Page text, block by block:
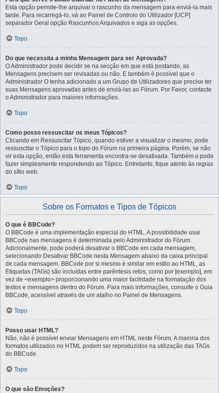
Esta opção permite-lhe arquivar o rascunho da mensagem para enviá-la mais
tarde. Para recarregá-lo, vá ao Painel de Controlo do Utilizador [UCP]
separador Geral opção Rascunhos Arquivados e siga as opções.
Topo
Do que necessita a minha Mensagem para ser Aprovada?
O Administrador pode decidir se na secção em que está postando, as
Mensagens precisem ser revisadas ou não. E também é possível que o
Administrador O tenha adicionado a um Grupo de Utilizadores que precise ter
suas Mensagens aprovadas antes de enviá-las ao Fórum. Por Favor, contacte
o Administrador para maiores informações.
Topo
Como posso ressuscitar os meus Tópicos?
Clicando em Ressuscitar Tópico, quando estiver a visualizar o mesmo, pode
ressuscitar o Tópico para o topo do Fórum na primeira página. Porém, se não
vir esta opção, então esta ferramenta encontra-se desativada. Também o pode
fazer simplesmente respondendo ao Tópico. Entretanto, fique atento às regras
do sítio web.
Topo
Sobre os Formatos e Tipos de Tópicos
O que é BBCode?
O BBCode é uma implementação especial do HTML. A possibilidade usar
BBCode nas mensagens é determinada pelo Administrador do Fórum.
Adicionalmente, pode poderá desativar o BBCode em cada mensagem,
selecionando Desativar BBCode nesta Mensagem abaixo da caixa principal
de cada mensagem. BBCode por si mesmo é similar em estilo ao HTML, as
Etiquetas (TAGs) são incluídas entre parêntesis retos, como por [exemplo], em
vez de <exemplo> proporcionando uma maior facilidade na formatação dos
textos e mensagens dentro do Fórum. Para mais informações, consulte o Guia
BBCode, acessível através de um atalho no Painel de Mensagens.
Topo
Posso usar HTML?
Não, não é possível enviar Mensagens em HTML neste Fórum. A maioria dos
formatos utilizados no HTML podem ser reproduzidos na utilização das TAGs
do BBCode.
Topo
O que são Emoções?